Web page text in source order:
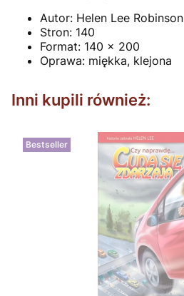
Autor: Helen Lee Robinson
Stron: 140
Format: 140 x 200
Oprawa: miękka, klejona
Inni kupili również:
Bestseller